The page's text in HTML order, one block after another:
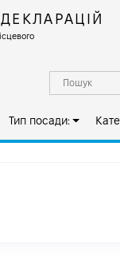
Тип посади: